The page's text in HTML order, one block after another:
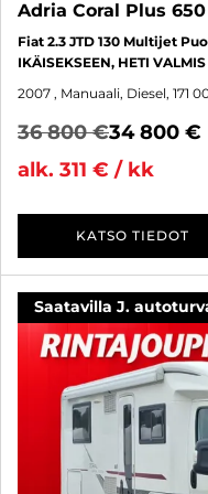
Adria Coral Plus 650
Fiat 2.3 JTD 130 Multijet
IKÄISEKSEEN, HETI
2007 , Manuaali, Diesel, 171
36 800 €34 800 €
alk. 311 € / kk
KATSO TIEDOT
Saatavilla J.